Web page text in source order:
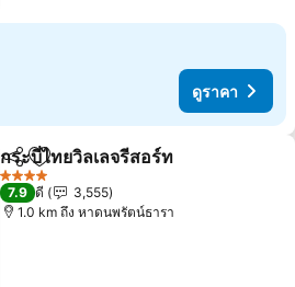
ดูราคา
แชร์ เพิ่มในรายการโปรด
กระบี่ไทยวิลเลจรีสอร์ท
4 ดาว
7.9 ดี
3,555
1.0 km ถึง หาดนพรัตน์ธารา